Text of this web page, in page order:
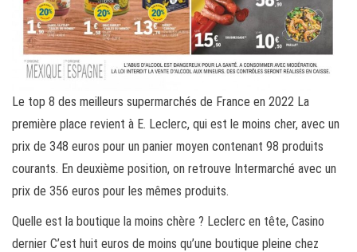
Le top 8 des meilleurs supermarchés de France en 2022 La
première place revient à E. Leclerc, qui est le moins cher, avec un
prix de 348 euros pour un panier moyen contenant 98 produits
courants. En deuxième position, on retrouve Intermarché avec un
prix de 356 euros pour les mêmes produits.
Quelle est la boutique la moins chère ? Leclerc en tête, Casino
dernier C’est huit euros de moins qu’une boutique pleine chez